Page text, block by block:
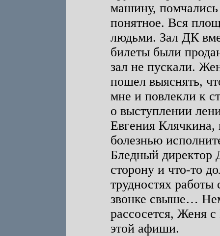
машину,
понятное. Вся
людьми. Зал ДК
билеты были
зал не пускали.
пошел выяснять,
мне и повлекли к
о выступлении
Евгения Клячкина,
болезнью
Бледный директор
сторону и что-то
трудностях
звонке свыше…
рассосется, Женя
этой афиши.